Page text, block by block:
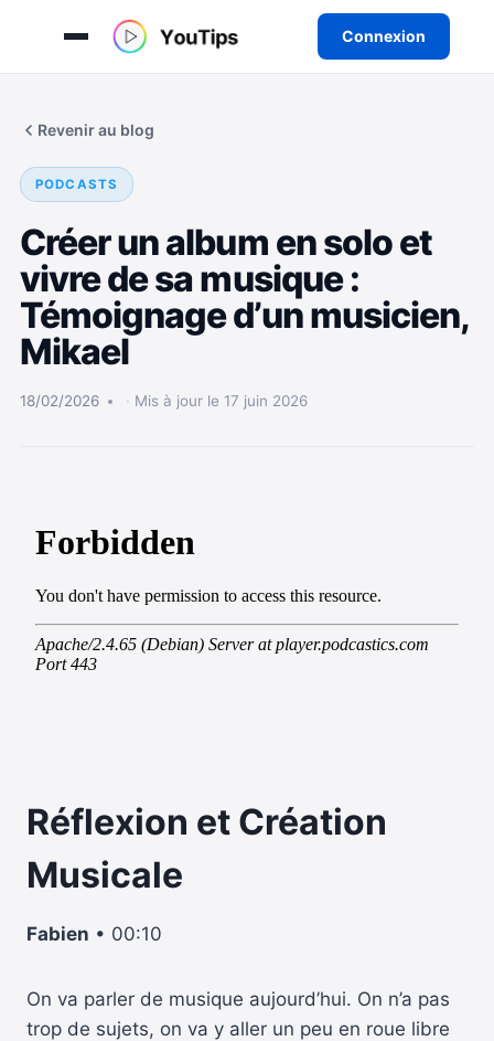
Connexion
Revenir au blog
PODCASTS
Créer un album en solo et
vivre de sa musique :
Témoignage d’un musicien,
Mikael
18/02/2026 Mis à jour le 17 juin 2026
Réflexion et Création
Musicale
Fabien • 00:10
On va parler de musique aujourd’hui. On n’a pas
trop de sujets, on va y aller un peu en roue libre